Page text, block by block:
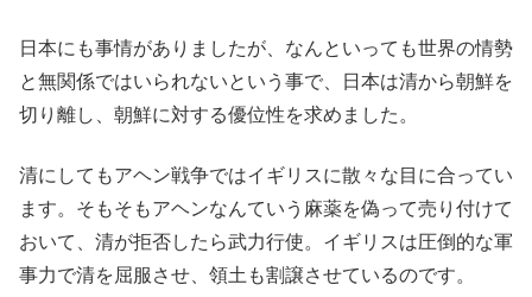
日本にも事情がありましたが、なんといっても世界の情勢
と無関係ではいられないという事で、日本は清から朝鮮を
切り離し、朝鮮に対する優位性を求めました。
清にしてもアヘン戦争ではイギリスに散々な目に合ってい
ます。そもそもアヘンなんていう麻薬を偽って売り付けて
おいて、清が拒否したら武力行使。イギリスは圧倒的な軍
事力で清を屈服させ、領土も割譲させているのです。